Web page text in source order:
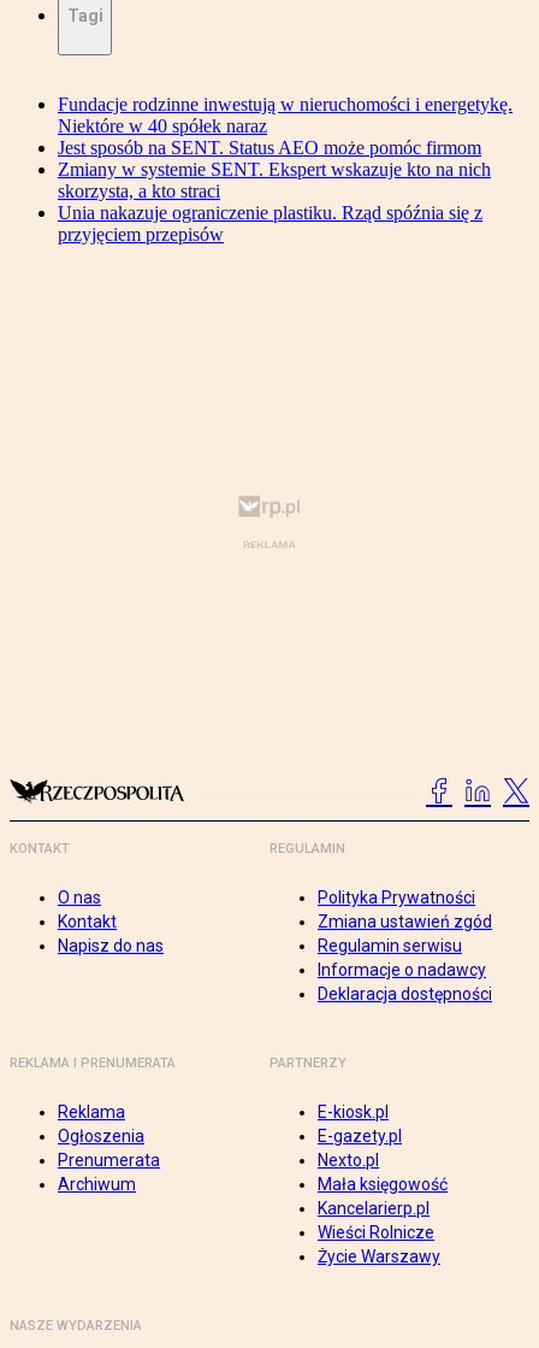
Tagi
Fundacje rodzinne inwestują w nieruchomości i energetykę.
Niektóre w 40 spółek naraz
Jest sposób na SENT. Status AEO może pomóc firmom
Zmiany w systemie SENT. Ekspert wskazuje kto na nich
skorzysta, a kto straci
Unia nakazuje ograniczenie plastiku. Rząd spóźnia się z
przyjęciem przepisów
KONTAKT
O nas
Kontakt
Napisz do nas
REGULAMIN
Polityka Prywatności
Zmiana ustawień zgód
Regulamin serwisu
Informacje o nadawcy
Deklaracja dostępności
REKLAMA I PRENUMERATA
Reklama
Ogłoszenia
Prenumerata
Archiwum
PARTNERZY
E-kiosk.pl
E-gazety.pl
Nexto.pl
Mała księgowość
Kancelarierp.pl
Wieści Rolnicze
Życie Warszawy
NASZE WYDARZENIA